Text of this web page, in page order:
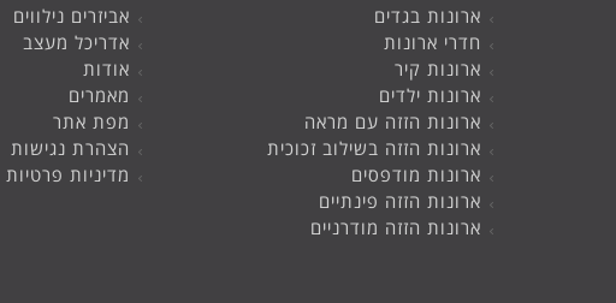
ארונות בגדים
חדרי ארונות
ארונות קיר
ארונות ילדים
ארונות הזזה עם מראה
ארונות הזזה בשילוב זכוכית
ארונות מודפסים
ארונות הזזה פינתיים
ארונות הזזה מודרניים
אביזרים נילווים
אדריכל מעצב
אודות
מאמרים
מפת אתר
הצהרת נגישות
מדיניות פרטיות